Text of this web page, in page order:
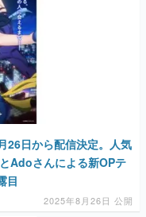
26⽇から配信決定。人気
Adoさんによる新OPテ
目
2025年8月26日 公開